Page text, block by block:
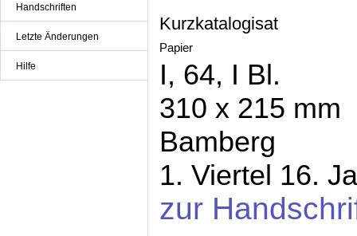
Handschriften
Letzte Änderungen
Hilfe
Kurzkatalogisat
Papier
I, 64, I Bl.
310 x 215 mm
Bamberg
1. Viertel 16.
zur